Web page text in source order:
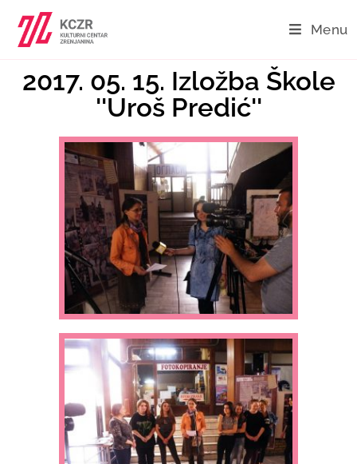
Menu
2017. 05. 15. Izložba Škole
''Uroš Predić''